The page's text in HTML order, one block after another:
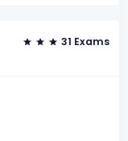
31 Exams